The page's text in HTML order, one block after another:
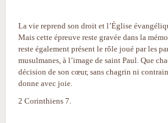
La vie reprend son droit et l’Église
Mais cette épreuve reste gravée dans la
reste également présent le rôle joué par les
musulmanes, à l’image de saint Paul. Que
décision de son cœur, sans chagrin ni
donne avec joie.
2 Corinthiens 7.